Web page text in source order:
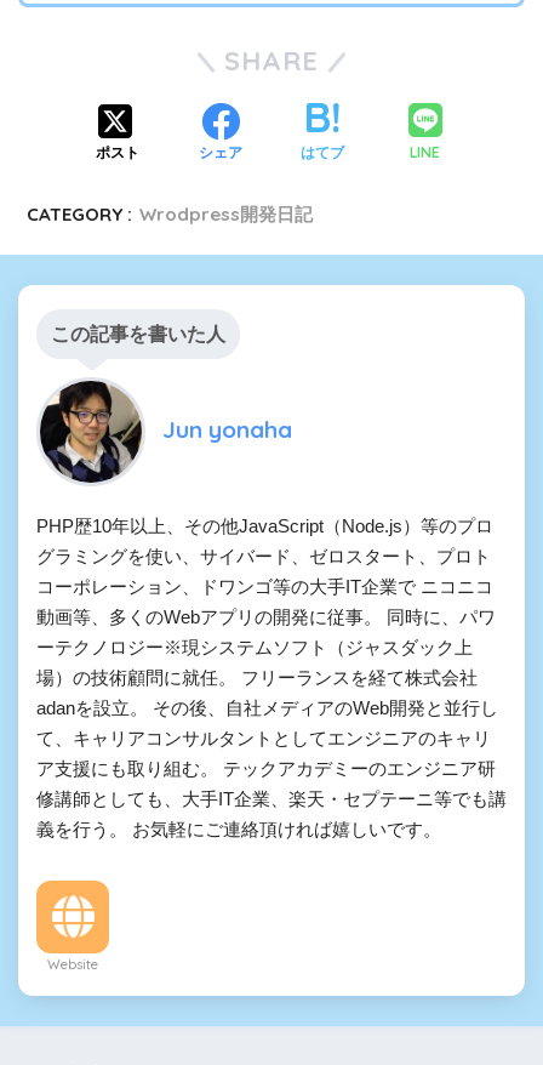
SHARE
ポスト シェア はてブ LINE
CATEGORY : Wrodpress開発日記
この記事を書いた人
Jun yonaha
PHP歴10年以上、その他JavaScript（Node.js）等のプロ
グラミングを使い、サイバード、ゼロスタート、プロト
コーポレーション、ドワンゴ等の大手IT企業で ニコニコ
動画等、多くのWebアプリの開発に従事。 同時に、パワ
ーテクノロジー※現システムソフト（ジャスダック上
場）の技術顧問に就任。 フリーランスを経て株式会社
adanを設立。 その後、自社メディアのWeb開発と並行し
て、キャリアコンサルタントとしてエンジニアのキャリ
ア支援にも取り組む。 テックアカデミーのエンジニア研
修講師としても、大手IT企業、楽天・セプテーニ等でも講
義を行う。 お気軽にご連絡頂ければ嬉しいです。
Website